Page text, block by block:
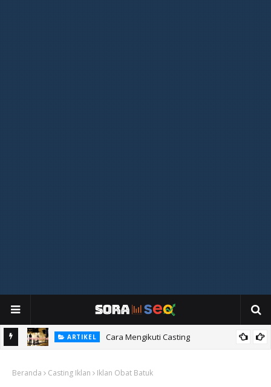
ARTIKEL Cara Mengikuti Casting
Beranda Casting Iklan Iklan Obat Batuk